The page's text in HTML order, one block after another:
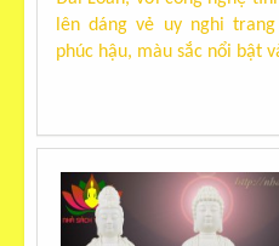
lên dáng vẻ uy nghi
phúc hậu, màu sắc nổi bật